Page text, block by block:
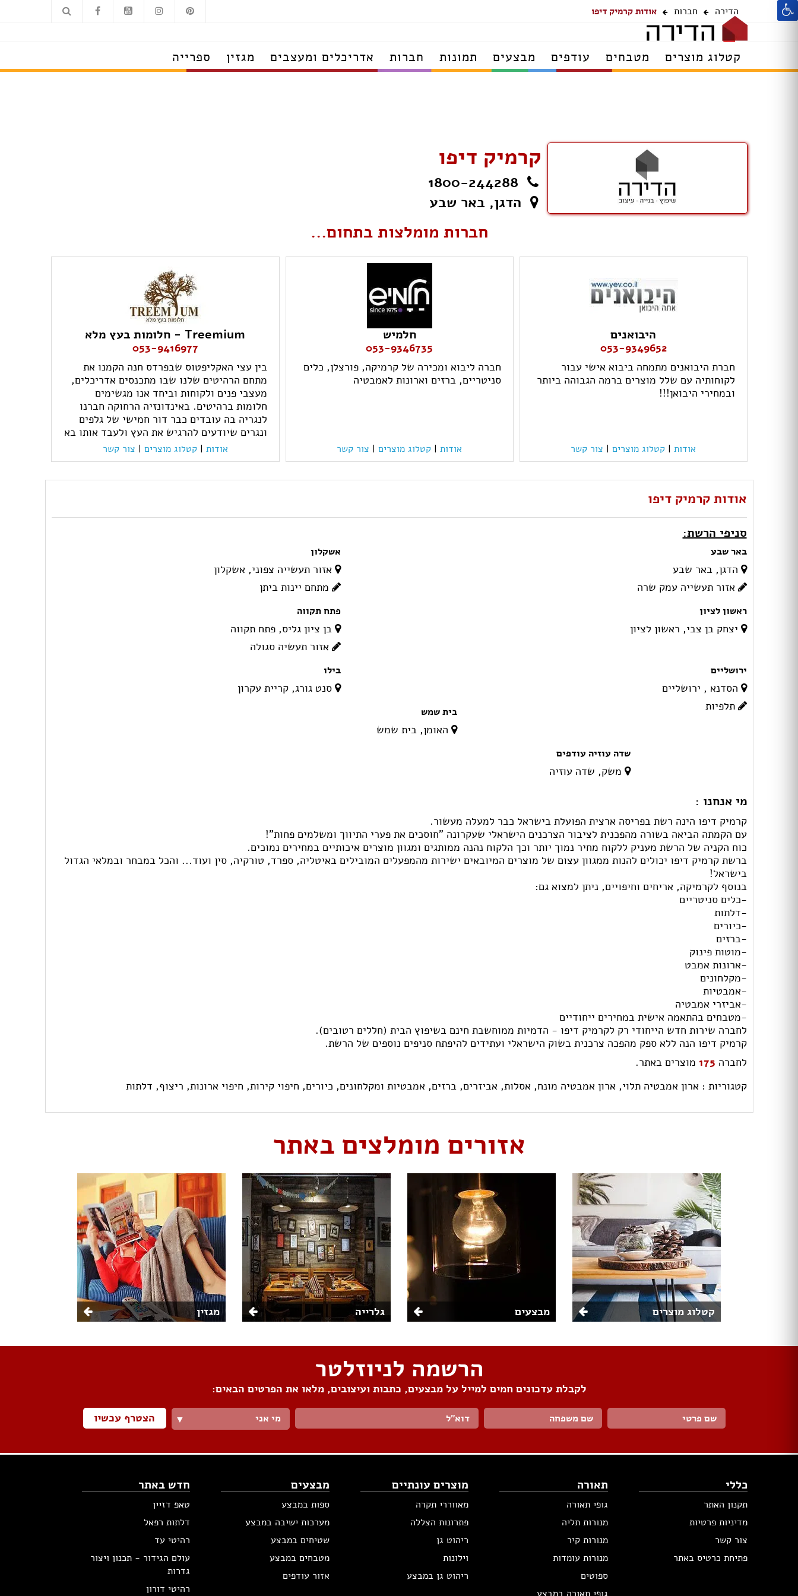
הדירה חברות אודות קרמיק דיפו
קטלוג מוצרים מטבחים עודפים מבצעים תמונות חברות אדריכלים ומעצבים מגזין ספרייה
קרמיק דיפו
1800-244288
הדגן, באר שבע
חברות מומלצות בתחום...
היבואנים
053-9349652
חברת היבואנים מתמחה ביבוא אישי עבור
לקוחותיה עם שלל מוצרים ברמה הגבוהה ביותר
ובמחירי היבואן!!!
אודות | קטלוג מוצרים | צור קשר
חלמיש
053-9346735
חברה ליבוא ומכירה של קרמיקה, פורצלן, כלים
סניטריים, ברזים וארונות לאמבטיה
אודות | קטלוג מוצרים | צור קשר
Treemium - חלומות בעץ מלא
053-9416977
בין עצי האקליפטוס שבפרדס חנה הקמנו את
מתחם הרהיטים שלנו שבו מתכנסים אדריכלים,
מעצבי פנים ולקוחות וביחד אנו מגשימים
חלומות ברהיטים. באינדונזיה הרחוקה חברנו
לנגריה בה עובדים כבר דור חמישי של גלפים
ונגרים שיודעים להרגיש את העץ ולעבד אותו בא
אודות | קטלוג מוצרים | צור קשר
אודות קרמיק דיפו
סניפי הרשת:
באר שבע
הדגן, באר שבע
אזור תעשייה עמק שרה
אשקלון
אזור תעשייה צפוני, אשקלון
מתחם יינות ביתן
ראשון לציון
יצחק בן צבי, ראשון לציון
פתח תקווה
בן ציון גליס, פתח תקווה
אזור תעשיה סגולה
ירושליים
הסדנא , ירושליים
תלפיות
בילו
סנט גורג, קריית עקרון
בית שמש
האומן, בית שמש
שדה עוזיה עודפים
משק, שדה עוזיה
מי אנחנו :
קרמיק דיפו הינה רשת בפריסה ארצית הפועלת בישראל כבר למעלה מעשור.
עם הקמתה הביאה בשורה מהפכנית לציבור הצרכנים הישראלי שעקרונה "חוסכים את פערי התיווך ומשלמים פחות"!
כוח הקניה של הרשת מעניק ללקוח מחיר נמוך יותר וכך הלקוח נהנה ממותגים ומגוון מוצרים איכותיים במחירים נמוכים.
ברשת קרמיק דיפו יכולים להנות ממגוון עצום של מוצרים המיובאים ישירות מהמפעלים המובילים באיטליה, ספרד, טורקיה, סין ועוד... והכל במבחר ובמלאי הגדול
בישראל!
בנוסף לקרמיקה, אריחים וחיפויים, ניתן למצוא גם:
-כלים סניטריים
-דלתות
-כיורים
-ברזים
-מוטות פינוק
-ארונות אמבט
-מקלחונים
-אמבטיות
-אביזרי אמבטיה
-מטבחים בהתאמה אישית במחירים ייחודיים
לחברה שירות חדש הייחודי רק לקרמיק דיפו - הדמיות ממוחשבת חינם בשיפוץ הבית (חללים רטובים).
קרמיק דיפו הנה ללא ספק מהפכה צרכנית בשוק הישראלי ועתידים להיפתח סניפים נוספים של הרשת.
לחברה 175 מוצרים באתר.
קטגוריות :ארון אמבטיה תלוי, ארון אמבטיה מונח, אסלות, אביזרים, ברזים, אמבטיות ומקלחונים, כיורים, חיפוי קירות, חיפוי ארונות, ריצוף, דלתות
אזורים מומלצים באתר
קטלוג מוצרים מבצעים גלרייה מגזין
הרשמה לניוזלטר
לקבלת עדכונים חמים למייל על מבצעים, כתבות ועיצובים, מלאו את הפרטים הבאים:
מי אני ▼ הצטרף עכשיו
כללי
תקנון האתר
מדיניות פרטיות
צור קשר
פתיחת כרטיס באתר
תאורה
גופי תאורה
מנורות תליה
מנורות קיר
מנורות עומדות
ספוטים
מוצרים עונתיים
מאווררי תקרה
פתרונות הצללה
ריהוט גן
וילונות
ריהוט גן במבצע
מבצעים
ספות במבצע
מערכות ישיבה במבצע
שטיחים במבצע
מטבחים במבצע
אזור עודפים
חדש באתר
טאפ דזיין
דלתות רפאל
רהיטי עד
עולם הגידור - תכנון ויצור
גדרות
רהיטי דורון